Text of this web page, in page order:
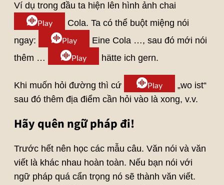
Ví dụ trong đầu ta hiện lên hình ảnh chai
Play
Cola. Ta có thể buột miệng nói
ngay:
Play
Eine Cola …, sau đó mới nói
thêm …
Play hätte ich gern.
Khi muốn hỏi đường thì cứ Play
„wo ist“
sau đó thêm địa điểm cần hỏi vào là xong, v.v.
Hãy quên ngữ pháp đi!
Trước hết nên học các mẫu câu. Văn nói và văn
viết là khác nhau hoàn toàn. Nếu bạn nói với
ngữ pháp quá cẩn trọng nó sẽ thành văn viết.